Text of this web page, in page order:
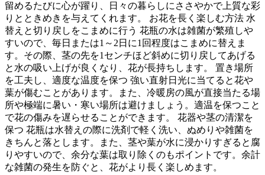
留めるたびに心が躍り、日々の暮らしにささやかで上質な彩
りとときめきを与えてくれます。 お花を長く楽しむ方法 水
替えと切り戻しをこまめに行う 花瓶の水は雑菌が繁殖しや
すいので、毎日または1～2日に1回程度はこまめに替えま
す。その際、茎の先を1センチほど斜めに切り戻してあげる
と水の吸い上げが良くなり、花が長持ちします。 置き場所
を工夫し、適度な温度を保つ 強い直射日光に当てると花や
葉が傷むことがあります。また、冷暖房の風が直接当たる場
所や極端に暑い・寒い場所は避けましょう。適温を保つこと
で花の傷みを遅らせることができます。 花器や茎の清潔を
保つ 花瓶は水替えの際に洗剤で軽く洗い、ぬめりや雑菌を
きちんと落とします。また、茎や葉が水に浸かりすぎると腐
りやすいので、余分な葉は取り除くのもポイントです。余計
な雑菌の発生を防ぐと、花がより長く楽しめます。